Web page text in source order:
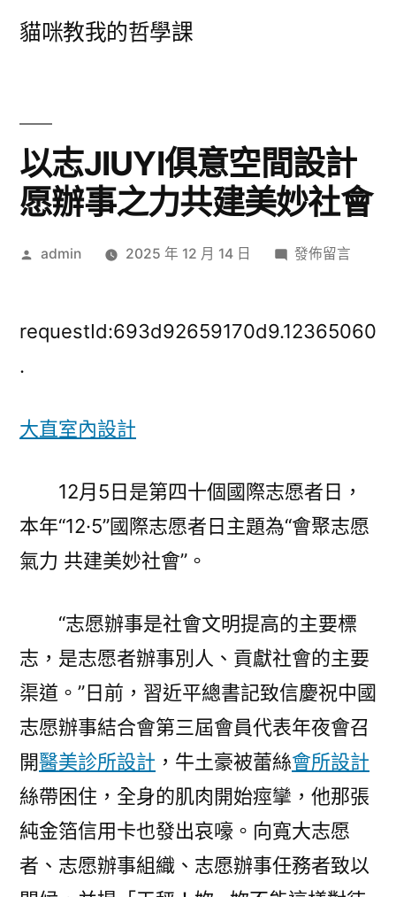
貓咪教我的哲學課
以志JIUYI俱意空間設計
愿辦事之力共建美妙社會
作
admin 2025 年 12 月 14 日
在
JIUYI
愿
辦
共
建
妙
社
會〉
發佈留言
requestId:693d92659170d9.12365060
.
大直室內設計
12月5日是第四十個國際志愿者日，
本年“12·5”國際志愿者日主題為“會聚志愿
氣力 共建美妙社會”。
“志愿辦事是社會文明提高的主要標
志，是志愿者辦事別人、貢獻社會的主要
渠道。”日前，習近平總書記致信慶祝中國
志愿辦事結合會第三屆會員代表年夜會召
開醫美診所設計 ，牛土豪被蕾絲會所設計
絲帶困住，全身的肌肉開始痙攣，他那張
純金箔信用卡也發出哀嚎。向寬大志愿
者、志愿辦事組織、志愿辦事任務者致以